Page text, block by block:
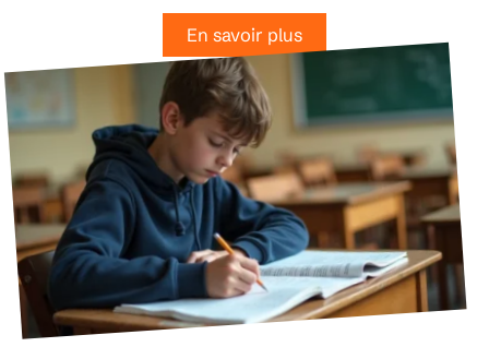
En savoir plus